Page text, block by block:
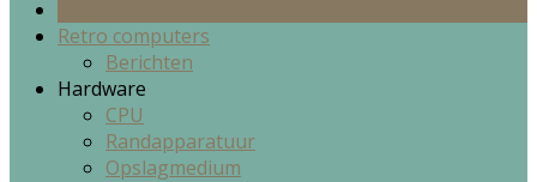
Retro computers
Berichten
Hardware
CPU
Randapparatuur
Opslagmedium